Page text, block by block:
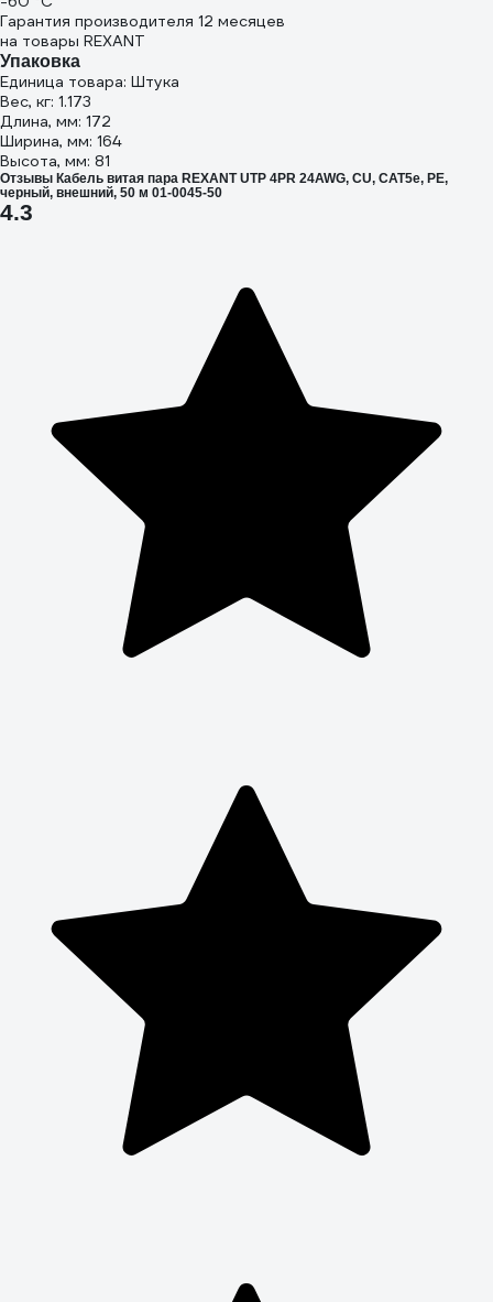
Гарантия производителя 12 месяцев
на товары REXANT
Упаковка
Единица товара: Штука
Вес, кг: 1.173
Длина, мм: 172
Ширина, мм: 164
Высота, мм: 81
Отзывы Кабель витая пара REXANT UTP 4PR 24AWG, CU, CAT5e, PE,
черный, внешний, 50 м 01-0045-50
4.3